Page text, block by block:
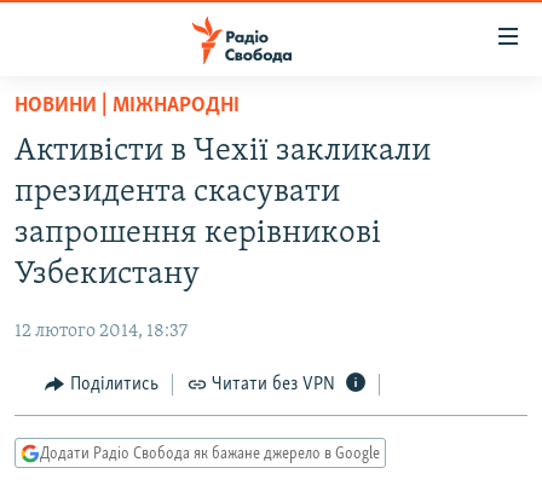
Перейти
основного
матеріалу
Перейти
до
основної
Перейти
пошуку
СТАТТІ
ПОЛІТИКА
КУЛЬТУРА
СПОРТ
ВІЙНА
ДОНБАС.РЕАЛІЇ
КРИМ.РЕАЛІЇ
ТИ ЯК?
НОВИНИ | МІЖНАРОДНІ
Активісти в Чехії закликали
президента скасувати
запрошення керівникові
Узбекистану
12 лютого 2014, 18:37
Поділитись Читати без VPN
Додати Радіо Свобода як бажане джерело в Google